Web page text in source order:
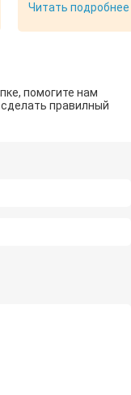
Михал —
детям нравится.
Читать подробнее
помогите нам
правилный